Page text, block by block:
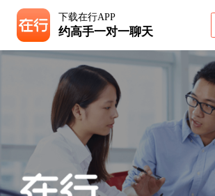
下载在行APP
约高手一对一聊天